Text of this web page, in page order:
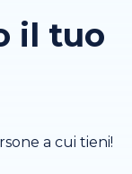
il tuo
a cui tieni!